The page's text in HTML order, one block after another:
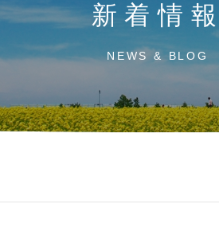
新着情報
NEWS & BLOG